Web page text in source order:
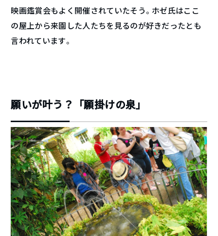
映画鑑賞会もよく開催されていたそう。ホゼ氏はここ
の屋上から来園した人たちを見るのが好きだったとも
言われています。
願いが叶う？「願掛けの泉」